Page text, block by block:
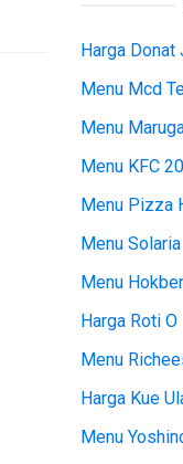
Harga Donat
Menu Mcd
Menu
Menu KFC
Menu Pizza
Menu Solaria
Menu
Harga Roti O
Menu
Harga Kue
Menu